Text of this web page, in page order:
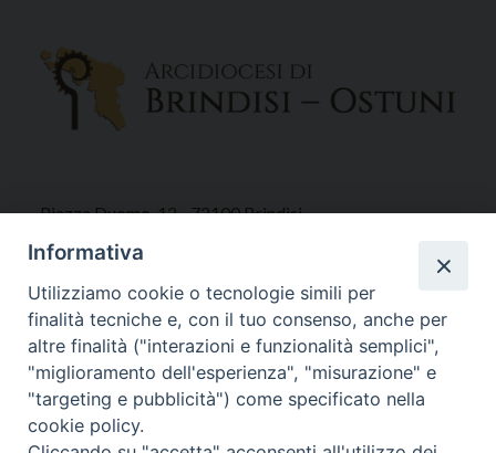
Piazza Duomo, 12 - 72100 Brindisi
Tel 0831.521958
Fax 0831.528315
Orari Curia
Mar. / Mer. / Giov. ore 9 - 13
nei mesi estivi solo Martedì ore 9 - 13
Informativa
Utilizziamo cookie o tecnologie simili per
finalità tecniche e, con il tuo consenso, anche per
altre finalità ("interazioni e funzionalità semplici",
"miglioramento dell'esperienza", "misurazione" e
"targeting e pubblicità") come specificato nella
cookie policy.